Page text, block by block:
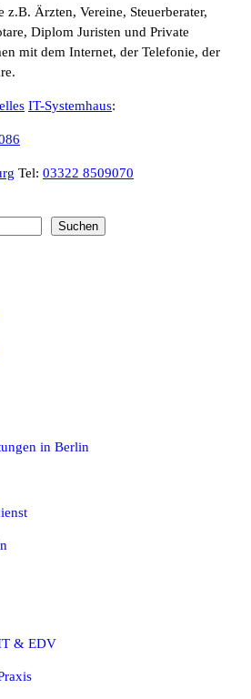
Ärzten, Vereine, Steuerberater,
Diplom Juristen und Private
mit dem Internet, der Telefonie, der
IT-Systemhaus:
Tel: 03322 8509070
Suchen
in Berlin
& EDV